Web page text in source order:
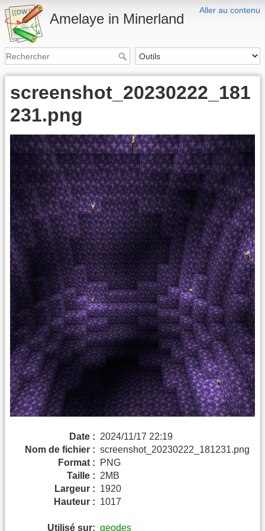
Aller au contenu
Amelaye in Minerland
screenshot_20230222_181
231.png
Date : 2024/11/17 22:19
Nom de fichier : screenshot_20230222_181231.png
Format :
PNG
Taille : 2MB
Largeur : 1920
Hauteur : 1017
Utilisé sur: geodes